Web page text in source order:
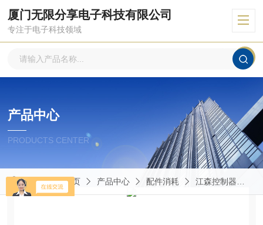
厦门无限分享电子科技有限公司
专注于电子科技领域
产品中心
PRODUCTS CENTER
当前位置：首页 产品中心 配件消耗 江森控制器